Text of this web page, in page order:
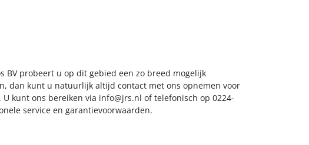
BV probeert u op dit gebied een zo breed mogelijk
dan kunt u natuurlijk altijd contact met ons opnemen voor
kunt ons bereiken via info@jrs.nl of telefonisch op 0224-
service en garantievoorwaarden.